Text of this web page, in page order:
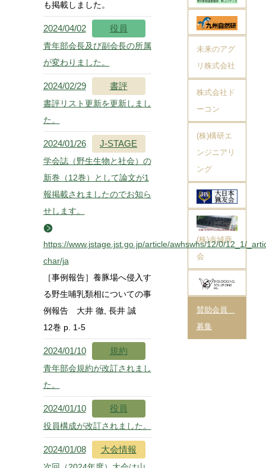
も掲載しました。
2024/04/02 役員
青年部会長及び副会長の所属
が変わりました。
2024/02/29 書評
書評リスト更新を更新しまし
た。
2024/01/26 J-STAGE
学会誌（野生生物と社会）の
新巻（12巻）として論文が1
報掲載されましたのでお知ら
せします。
https://www.jstage.jst.go.jp/article/awhswhs/12/0/12_1/
char/ja
［事例報告］養豚場へ侵入す
る野生哺乳類相についての事
例報告 大井 徹, 長井 誠
12巻 p. 1-5
2024/01/10 規約
青年部会規約が改訂されまし
た。
2024/01/10 役員
役員構成が改訂されました。
2024/01/08 大会情報
未来のアグ
リ株式会社
株式会社ド
ーコン
(株)構研エ
ンジニアリ
ング
(株)赤城商
会
賛助会員
募集